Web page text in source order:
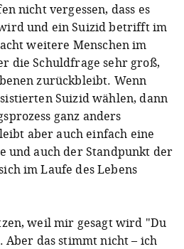
nicht vergessen, dass es
und ein Suizid betrifft im
weitere Menschen im
die Schuldfrage sehr groß,
zurückbleibt. Wenn
Suizid wählen, dann
ganz anders
aber auch einfach eine
und auch der Standpunkt der
im Laufe des Lebens
weil mir gesagt wird "Du
das stimmt nicht – ich